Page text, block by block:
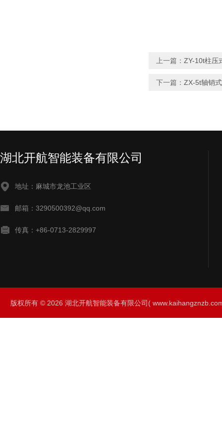
上一篇： ZY-10t柱压
下一篇： ZX-5t轴销
湖北开航智能装备有限公司
地址：麻城市龙池工业区
邮箱：3290500392@qq.com
传真：+86-0713-2829997
版权所有 © 2026 湖北开航智能装备有限公司(